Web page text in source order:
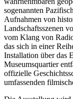
sogenannten
Aufnahmen von
Landschaftsszenen
vom Klang von
das sich in einer
Installation über das
Museumsquartier
offizielle
umfassenden